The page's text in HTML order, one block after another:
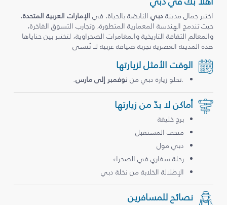
اختبر جمال مدينةدبيالنابضة بالحياة، في الإمارات العربية المتحدة،
حيث تندمج الهندسة المعمارية المتطورة، وتجارب التسوق الفاخرة،
والمعالم الثقافة التاريخية والمغامرات الصحراوية، لتختبر بين حناياها
هذه المدينة العصرية تجربة ضيافة عربية لا تُنسى
الوقت الأمثل لزيارتها
.تحلو زيارة دبي من نوفمبر إلى مارس.
أماكن لا بدّ من زيارتها
برج خليفة
متحف المستقبل
دبي مول
رحلة سفاري في الصحراء
الإطلالة الخلابة من نخلة دبي
نصائح للمسافرين